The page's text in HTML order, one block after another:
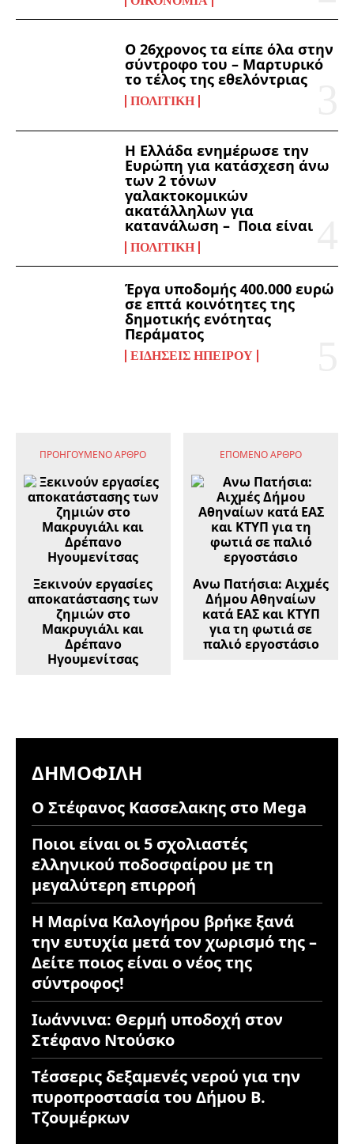
Ο 26χρονος τα είπε όλα στην
σύντροφο του – Μαρτυρικό
το τέλος της εθελόντριας
ΠΟΛΙΤΙΚΉ
Η Ελλάδα ενημέρωσε την
Ευρώπη για κατάσχεση άνω
των 2 τόνων
γαλακτοκομικών
ακατάλληλων για
κατανάλωση – Ποια είναι
ΠΟΛΙΤΙΚΉ
Έργα υποδομής 400.000 ευρώ
σε επτά κοινότητες της
δημοτικής ενότητας
Περάματος
ΕΙΔΉΣΕΙΣ ΗΠΕΊΡΟΥ
ΠΡΟΗΓΟΎΜΕΝΟ ΆΡΘΡΟ
Ξεκινούν εργασίες
αποκατάστασης των
ζημιών στο
Μακρυγιάλι και
Δρέπανο
Ηγουμενίτσας
ΕΠΌΜΕΝΟ ΆΡΘΡΟ
Ανω Πατήσια: Αιχμές
Δήμου Αθηναίων
κατά ΕΑΣ και ΚΤΥΠ
για τη φωτιά σε
παλιό εργοστάσιο
ΔΗΜΟΦΙΛΉ
Ο Στέφανος Κασσελακης στο Mega
Ποιοι είναι οι 5 σχολιαστές
ελληνικού ποδοσφαίρου με τη
μεγαλύτερη επιρροή
Η Μαρίνα Καλογήρου βρήκε ξανά
την ευτυχία μετά τον χωρισμό της –
Δείτε ποιος είναι ο νέος της
σύντροφος!
Ιωάννινα: Θερμή υποδοχή στον
Στέφανο Ντούσκο
Τέσσερις δεξαμενές νερού για την
πυροπροστασία του Δήμου Β.
Τζουμέρκων